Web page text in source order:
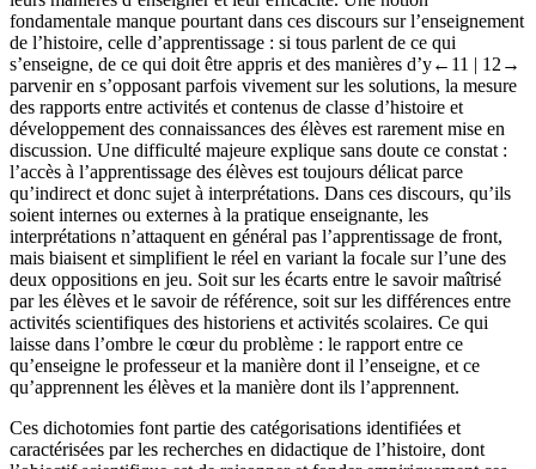
fondamentale manque pourtant dans ces discours sur l’enseignement
de l’histoire, celle d’apprentissage : si tous parlent de ce qui
s’enseigne, de ce qui doit être appris et des manières d’y←11 | 12→
parvenir en s’opposant parfois vivement sur les solutions, la mesure
des rapports entre activités et contenus de classe d’histoire et
développement des connaissances des élèves est rarement mise en
discussion. Une difficulté majeure explique sans doute ce constat :
l’accès à l’apprentissage des élèves est toujours délicat parce
qu’indirect et donc sujet à interprétations. Dans ces discours, qu’ils
soient internes ou externes à la pratique enseignante, les
interprétations n’attaquent en général pas l’apprentissage de front,
mais biaisent et simplifient le réel en variant la focale sur l’une des
deux oppositions en jeu. Soit sur les écarts entre le savoir maîtrisé
par les élèves et le savoir de référence, soit sur les différences entre
activités scientifiques des historiens et activités scolaires. Ce qui
laisse dans l’ombre le cœur du problème : le rapport entre ce
qu’enseigne le professeur et la manière dont il l’enseigne, et ce
qu’apprennent les élèves et la manière dont ils l’apprennent.
Ces dichotomies font partie des catégorisations identifiées et
caractérisées par les recherches en didactique de l’histoire, dont